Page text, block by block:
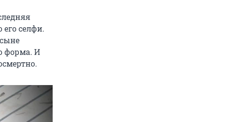
селфи.
форма. И